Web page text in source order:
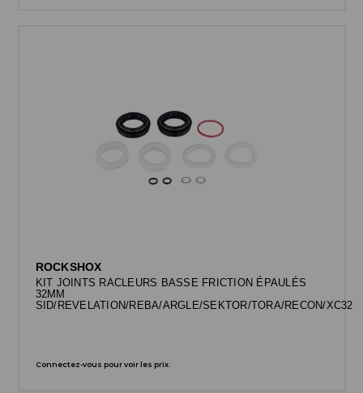
ROCKSHOX
KIT JOINTS RACLEURS BASSE FRICTION ÉPAULÉS
32MM
SID/REVELATION/REBA/ARGLE/SEKTOR/TORA/RECON/XC32
Connectez-vous pour voir les prix.